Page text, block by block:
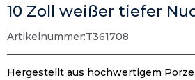
10 Zoll weißer tiefer
Artikelnummer:T361708
Hergestellt aus hochwertigem